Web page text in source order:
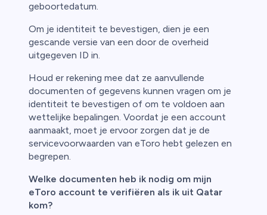
geboortedatum.
Om je identiteit te bevestigen, dien je een
gescande versie van een door de overheid
uitgegeven ID in.
Houd er rekening mee dat ze aanvullende
documenten of gegevens kunnen vragen om je
identiteit te bevestigen of om te voldoen aan
wettelijke bepalingen. Voordat je een account
aanmaakt, moet je ervoor zorgen dat je de
servicevoorwaarden van eToro hebt gelezen en
begrepen.
Welke documenten heb ik nodig om mijn
eToro account te verifiëren als ik uit Qatar
kom?